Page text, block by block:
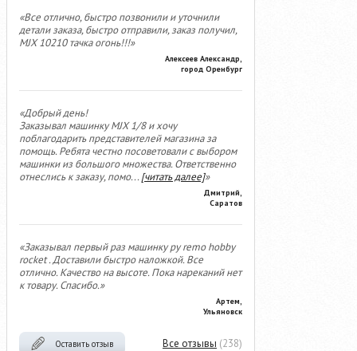
«Все отлично, быстро позвонили и уточнили
детали заказа, быстро отправили, заказ получил,
MJX 10210 тачка огонь!!!»
Алексеев Александр,
город Оренбург
«Добрый день!
Заказывал машинку MJX 1/8 и хочу
поблагодарить представителей магазина за
помощь. Ребята честно посоветовали с выбором
машинки из большого множества. Ответственно
отнеслись к заказу, помо...[читать далее]»
Дмитрий,
Саратов
«Заказывал первый раз машинку ру remo hobby
rocket . Доставили быстро наложкой. Все
отлично. Качество на высоте. Пока нареканий нет
к товару. Спасибо.»
Артем,
Ульяновск
Оставить отзыв Все отзывы (238)